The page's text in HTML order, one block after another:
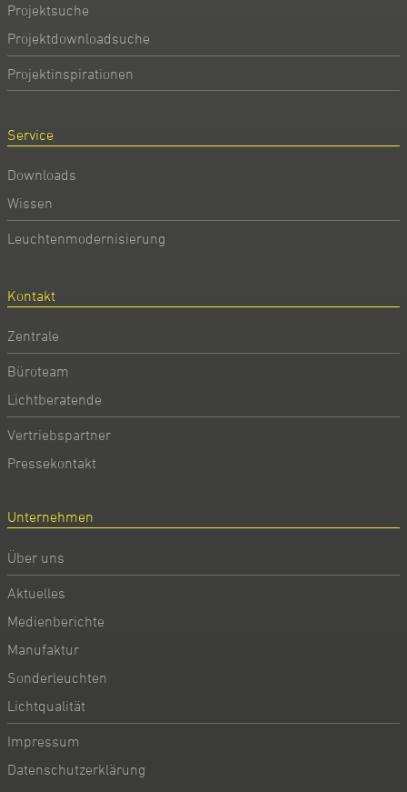
Projektsuche
Projektdownloadsuche
Projektinspirationen
Service
Downloads
Wissen
Leuchtenmodernisierung
Kontakt
Zentrale
Büroteam
Lichtberatende
Vertriebspartner
Pressekontakt
Unternehmen
Über uns
Aktuelles
Medienberichte
Manufaktur
Sonderleuchten
Lichtqualität
Impressum
Datenschutzerklärung